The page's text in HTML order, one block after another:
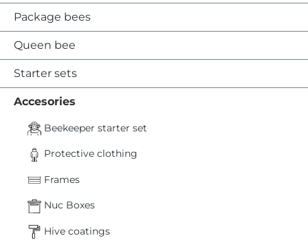
Package bees
Queen bee
Starter sets
Accesories
Beekeeper starter set
Protective clothing
Frames
Nuc Boxes
Hive coatings